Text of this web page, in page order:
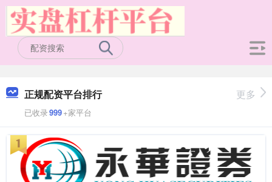
正规配资平台排行
已收录999+家平台
更多